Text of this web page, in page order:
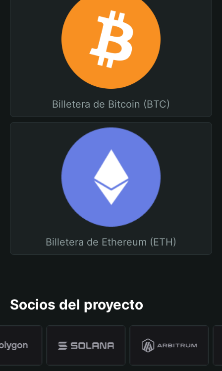
Billetera de Bitcoin (BTC)
Billetera de Ethereum (ETH)
Socios del proyecto